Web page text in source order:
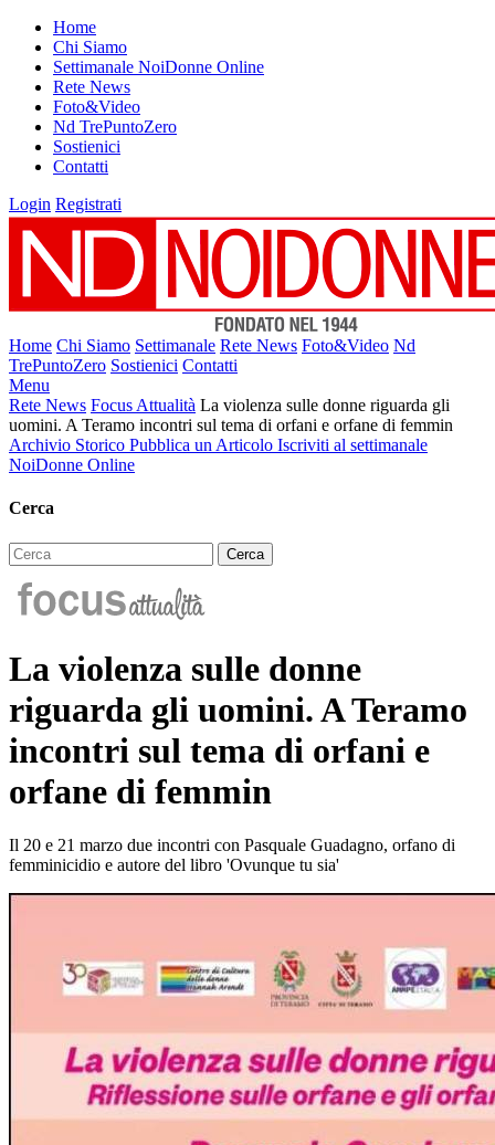
Home
Chi Siamo
Settimanale NoiDonne Online
Rete News
Foto&Video
Nd TrePuntoZero
Sostienici
Contatti
Login Registrati
Home Chi Siamo Settimanale Rete News Foto&Video Nd
TrePuntoZero Sostienici Contatti
Menu
Rete News Focus Attualità La violenza sulle donne riguarda gli
uomini. A Teramo incontri sul tema di orfani e orfane di femmin
Archivio Storico Pubblica un Articolo Iscriviti al settimanale
NoiDonne Online
Cerca
La violenza sulle donne
riguarda gli uomini. A Teramo
incontri sul tema di orfani e
orfane di femmin
Il 20 e 21 marzo due incontri con Pasquale Guadagno, orfano di
femminicidio e autore del libro 'Ovunque tu sia'